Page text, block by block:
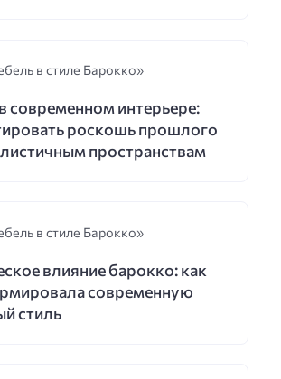
в стиле Барокко»
современном интерьере:
роскошь прошлого
пространствам
в стиле Барокко»
влияние барокко: как
современную
стиль